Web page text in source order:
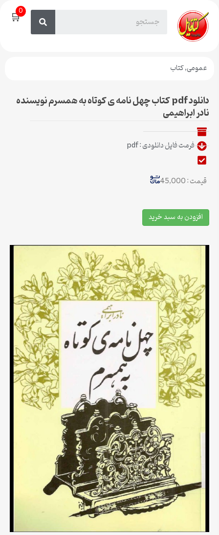
🛒0
عمومی,کتاب
دانلود pdf کتاب چهل نامه ی کوتاه به همسرم نویسنده
نادر ابراهیمی
فرمت فایل دانلودی : pdf
قیمت : 45,000
افزودن به سبد خرید